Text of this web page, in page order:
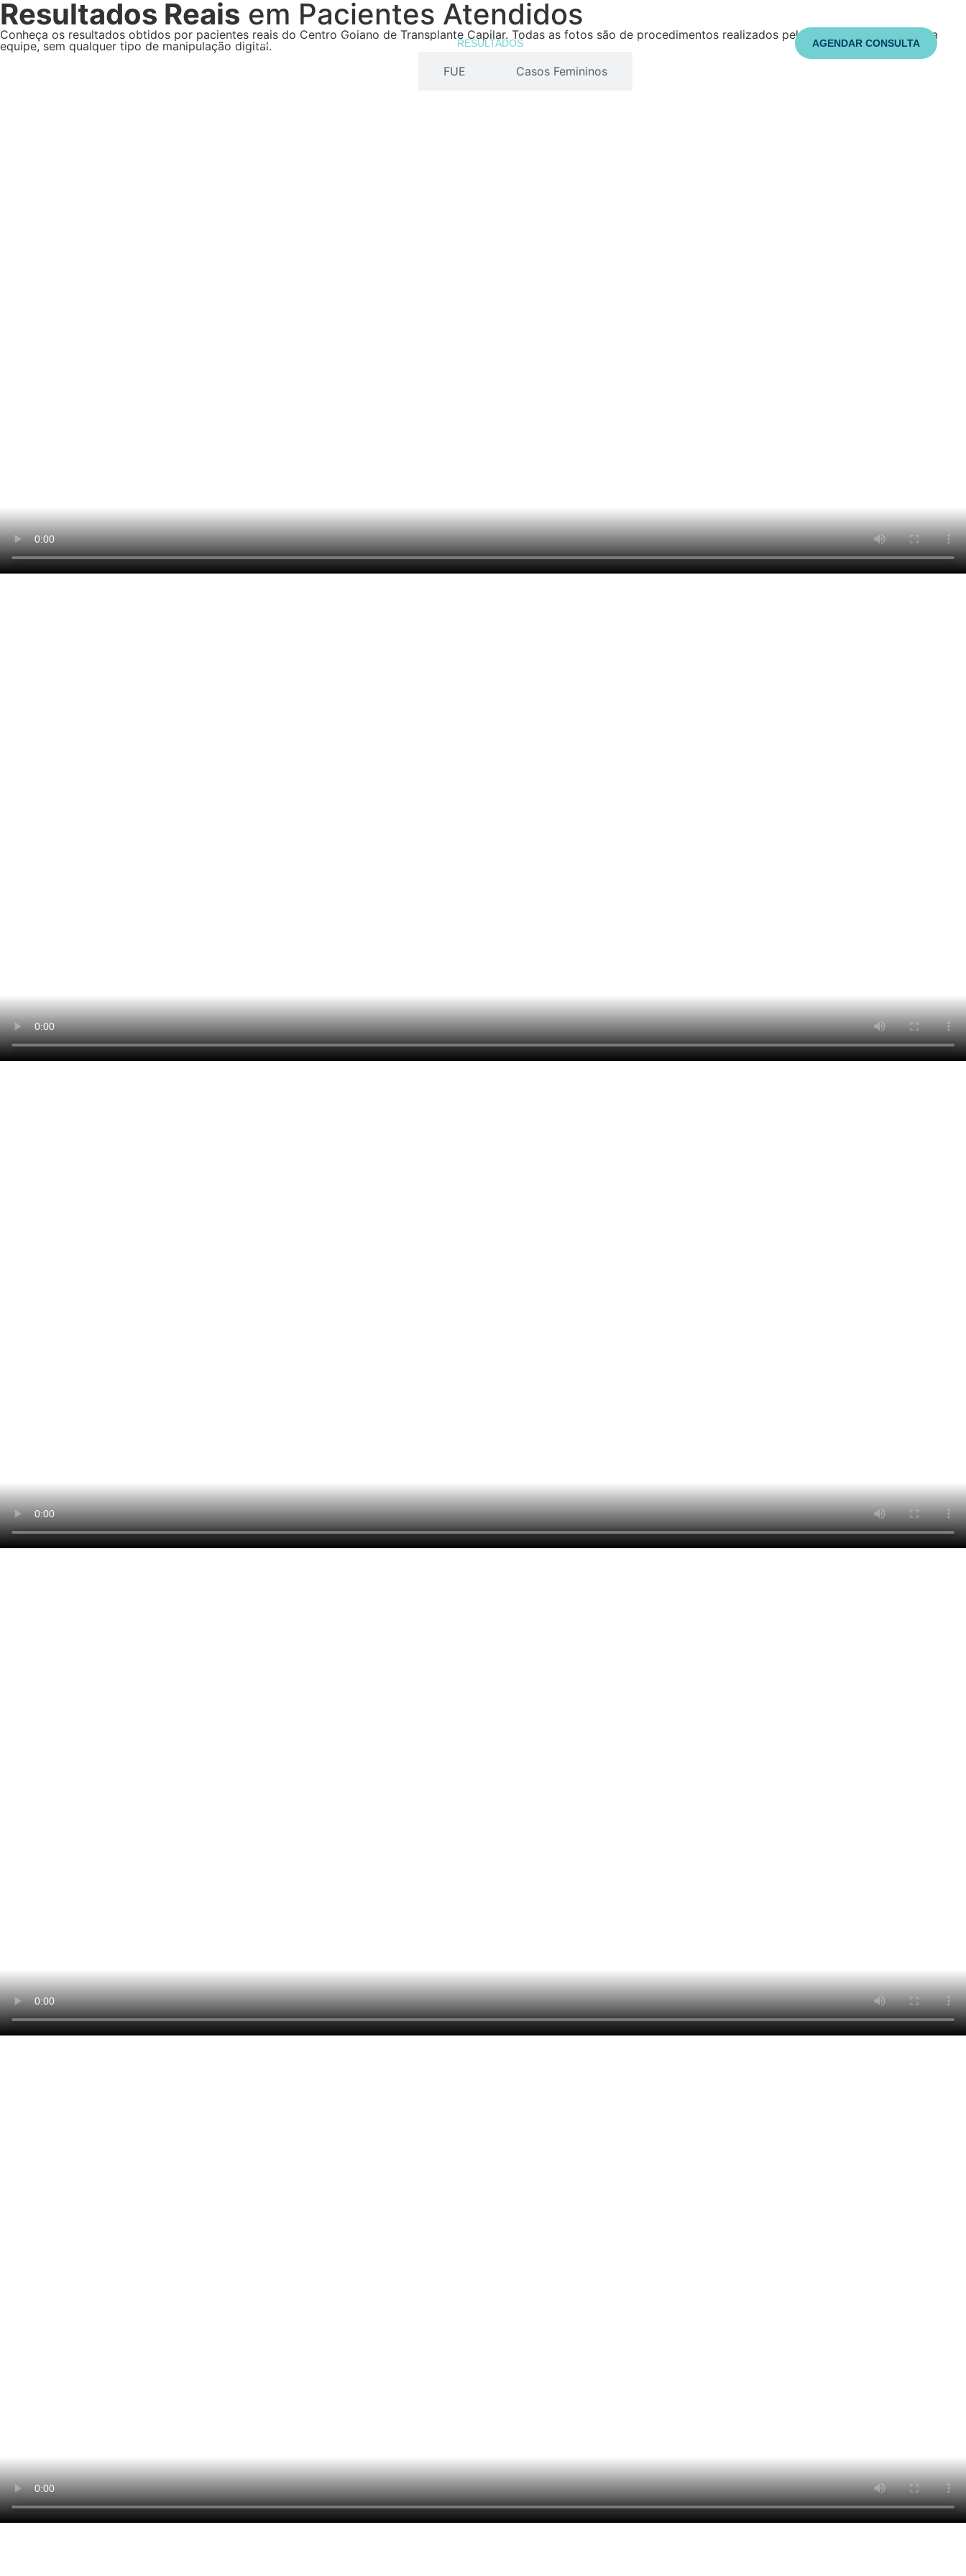
HOME SOBRE NÓS TRATAMENTOS RESULTADOS DEPOIMENTOS BLOG CONTATO AGENDAR CONSULTA
Resultados Reais em Pacientes Atendidos
Conheça os resultados obtidos por pacientes reais do Centro Goiano de Transplante Capilar. Todas as fotos são de procedimentos realizados pelo Dr. Cleber Stuque e sua
equipe, sem qualquer tipo de manipulação digital.
FUE Casos Femininos